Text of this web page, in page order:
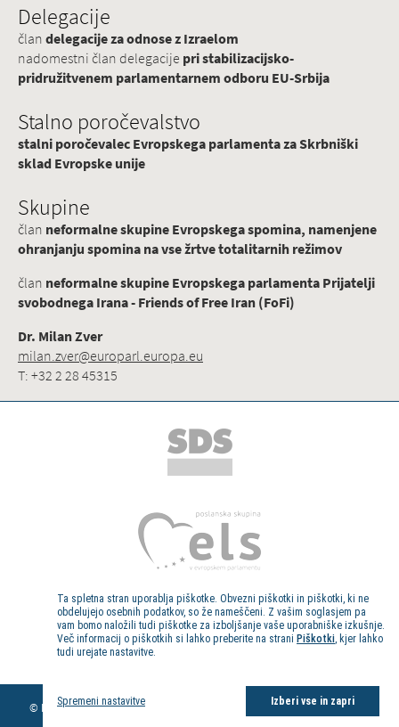
Delegacije
člandelegacije za odnose z Izraelom
nadomestni član delegacije pri stabilizacijsko-
pridružitvenem parlamentarnem odboru EU-Srbija
Stalno poročevalstvo
stalni poročevalec Evropskega parlamenta za Skrbniški
sklad Evropske unije
Skupine
član neformalne skupine Evropskega spomina, namenjene
ohranjanju spomina na vse žrtve totalitarnih režimov
član neformalne skupine Evropskega parlamenta Prijatelji
svobodnega Irana - Friends of Free Iran (FoFi)
Dr. Milan Zver
milan.zver@europarl.europa.eu
T: +32 2 28 45315
© Evropski poslanec dr. Milan Zver, 2013. Vse pravice pridržane.Pravno
Politika piškotkov
Ta spletna stran uporablja piškotke. Obvezni piškotki in piškotki, ki ne
obdelujejo osebnih podatkov, so že nameščeni. Z vašim soglasjem pa
vam bomo naložili tudi piškotke za izboljšanje vaše uporabniške izkušnje.
Več informacij o piškotkih si lahko preberite na strani Piškotki, kjer lahko
tudi urejate nastavitve.
Spremeni nastavitve Izberi vse in zapri